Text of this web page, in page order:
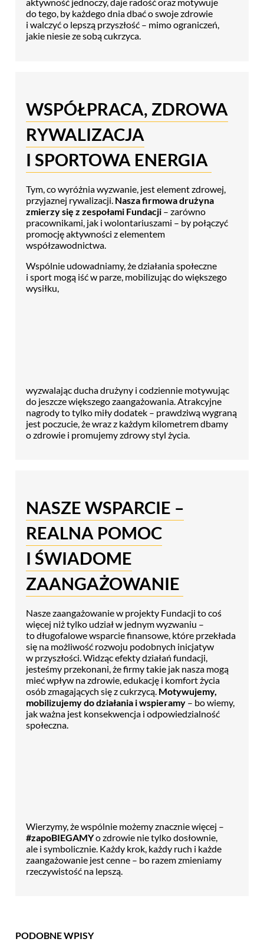
aktywność jednoczy, daje radość oraz motywuje
do tego, by każdego dnia dbać o swoje zdrowie
i walczyć o lepszą przyszłość – mimo ograniczeń,
jakie niesie ze sobą cukrzyca.
WSPÓŁPRACA, ZDROWA
RYWALIZACJA
I SPORTOWA ENERGIA
Tym, co wyróżnia wyzwanie, jest element zdrowej,
przyjaznej rywalizacji. Nasza firmowa drużyna
zmierzy się z zespołami Fundacji– zarówno
pracownikami, jak i wolontariuszami – by połączyć
promocję aktywności z elementem
współzawodnictwa.
Wspólnie udowadniamy, że działania społeczne
i sport mogą iść w parze, mobilizując do większego
wysiłku,
wyzwalając ducha drużyny i codziennie motywując
do jeszcze większego zaangażowania. Atrakcyjne
nagrody to tylko miły dodatek – prawdziwą wygraną
jest poczucie, że wraz z każdym kilometrem dbamy
o zdrowie i promujemy zdrowy styl życia.
NASZE WSPARCIE –
REALNA POMOC
I ŚWIADOME
ZAANGAŻOWANIE
Nasze zaangażowanie w projekty Fundacji to coś
więcej niż tylko udział w jednym wyzwaniu –
to długofalowe wsparcie finansowe, które przekłada
się na możliwość rozwoju podobnych inicjatyw
w przyszłości. Widząc efekty działań fundacji,
jesteśmy przekonani, że firmy takie jak nasza mogą
mieć wpływ na zdrowie, edukację i komfort życia
osób zmagających się z cukrzycą. Motywujemy,
mobilizujemy do działania i wspieramy– bo wiemy,
jak ważna jest konsekwencja i odpowiedzialność
społeczna.
Wierzymy, że wspólnie możemy znacznie więcej –
#zapoBIEGAMYo zdrowie nie tylko dosłownie,
ale i symbolicznie. Każdy krok, każdy ruch i każde
zaangażowanie jest cenne – bo razem zmieniamy
rzeczywistość na lepszą.
PODOBNE WPISY